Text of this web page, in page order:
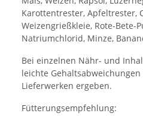
Karottentrester, Apfeltrester,
Weizengrießkleie, Rote-Bete-
Natriumchlorid, Minze,
Bei einzelnen Nähr- und
leichte
Lieferwerken ergeben.
Fütterungsempfehlung: